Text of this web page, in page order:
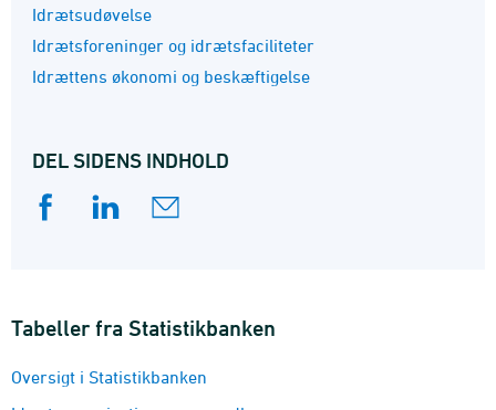
Dansk Firmaidrætsforbund. Resultater vedrørende
befolkningens motions- og sportsvaner modtages i form
af særtræk fra Idrættens Analyseinstitut.
Idrætsudøvelse
Idrætsforeninger og idrætsfaciliteter
Idrættens økonomi og beskæftigelse
DEL SIDENS INDHOLD
Tabeller fra Statistikbanken
Oversigt i Statistikbanken